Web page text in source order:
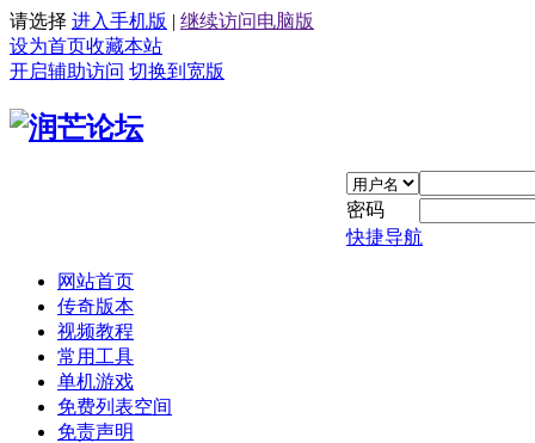
请选择 进入手机版 | 继续访问电脑版
设为首页收藏本站
开启辅助访问 切换到宽版
密码
快捷导航
网站首页
传奇版本
视频教程
常用工具
单机游戏
免费列表空间
免责声明